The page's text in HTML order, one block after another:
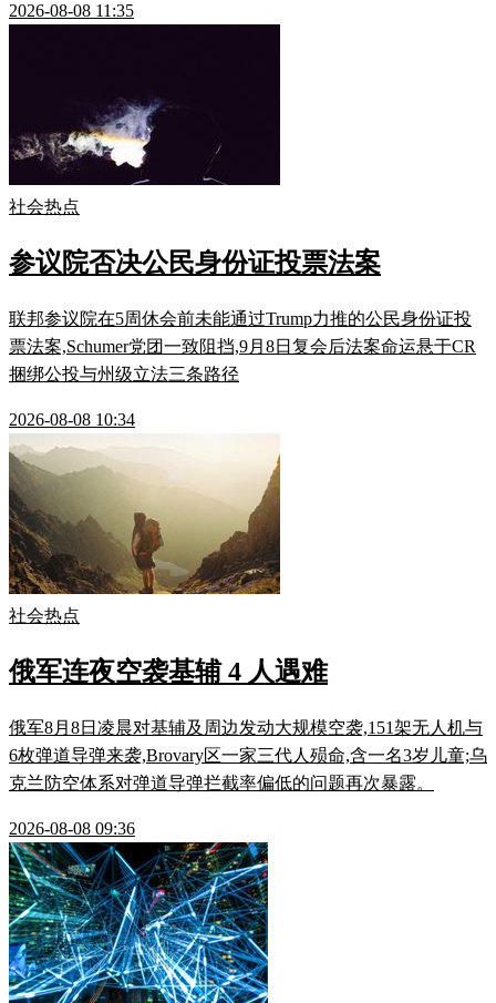
2026-08-08 11:35
社会热点
参议院否决公民身份证投票法案
联邦参议院在5周休会前未能通过Trump力推的公民身份证投
票法案,Schumer党团一致阻挡,9月8日复会后法案命运悬于CR
捆绑公投与州级立法三条路径
2026-08-08 10:34
社会热点
俄军连夜空袭基辅 4 人遇难
俄军8月8日凌晨对基辅及周边发动大规模空袭,151架无人机与
6枚弹道导弹来袭,Brovary区一家三代人殒命,含一名3岁儿童;乌
克兰防空体系对弹道导弹拦截率偏低的问题再次暴露。
2026-08-08 09:36